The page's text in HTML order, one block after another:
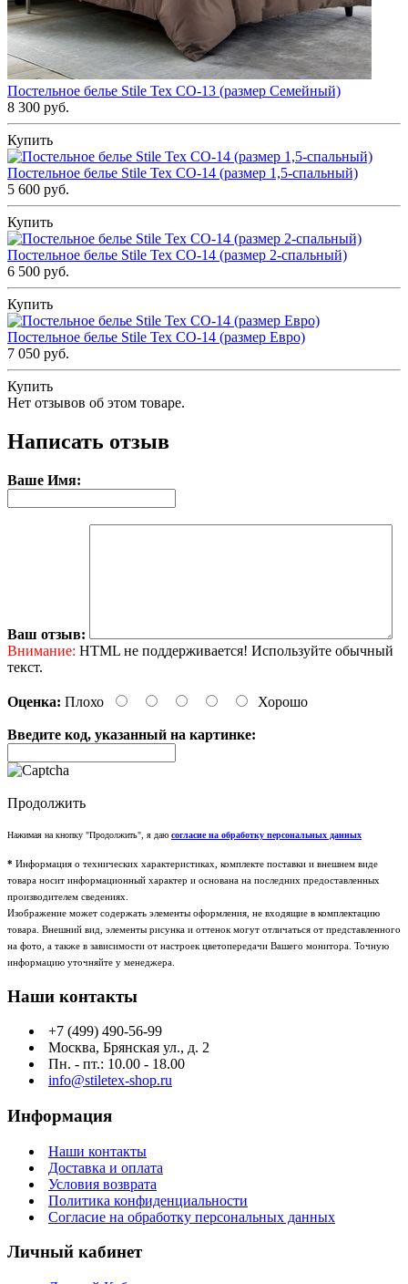
Постельное белье Stile Tex CO-13 (размер Семейный)
8 300 руб.
Купить
Постельное белье Stile Tex CO-14 (размер 1,5-спальный)
5 600 руб.
Купить
Постельное белье Stile Tex CO-14 (размер 2-спальный)
6 500 руб.
Купить
Постельное белье Stile Tex CO-14 (размер Евро)
7 050 руб.
Купить
Нет отзывов об этом товаре.
Написать отзыв
Ваше Имя:
Ваш отзыв:
Внимание: HTML не поддерживается! Используйте обычный
текст.
Оценка: Плохо Хорошо
Введите код, указанный на картинке:
Продолжить
Нажимая на кнопку "Продолжить", я даю согласие на обработку персональных данных
* Информация о технических характеристиках, комплекте поставки и внешнем виде
товара носит информационный характер и основана на последних предоставленных
производителем сведениях.
Изображение может содержать элементы оформления, не входящие в комплектацию
товара. Внешний вид, элементы рисунка и оттенок могут отличаться от представленного
на фото, а также в зависимости от настроек цветопередачи Вашего монитора. Точную
информацию уточняйте у менеджера.
Наши контакты
+7 (499) 490-56-99
Москва, Брянская ул., д. 2
Пн. - пт.: 10.00 - 18.00
info@stiletex-shop.ru
Информация
Наши контакты
Доставка и оплата
Условия возврата
Политика конфиденциальности
Согласие на обработку персональных данных
Личный кабинет